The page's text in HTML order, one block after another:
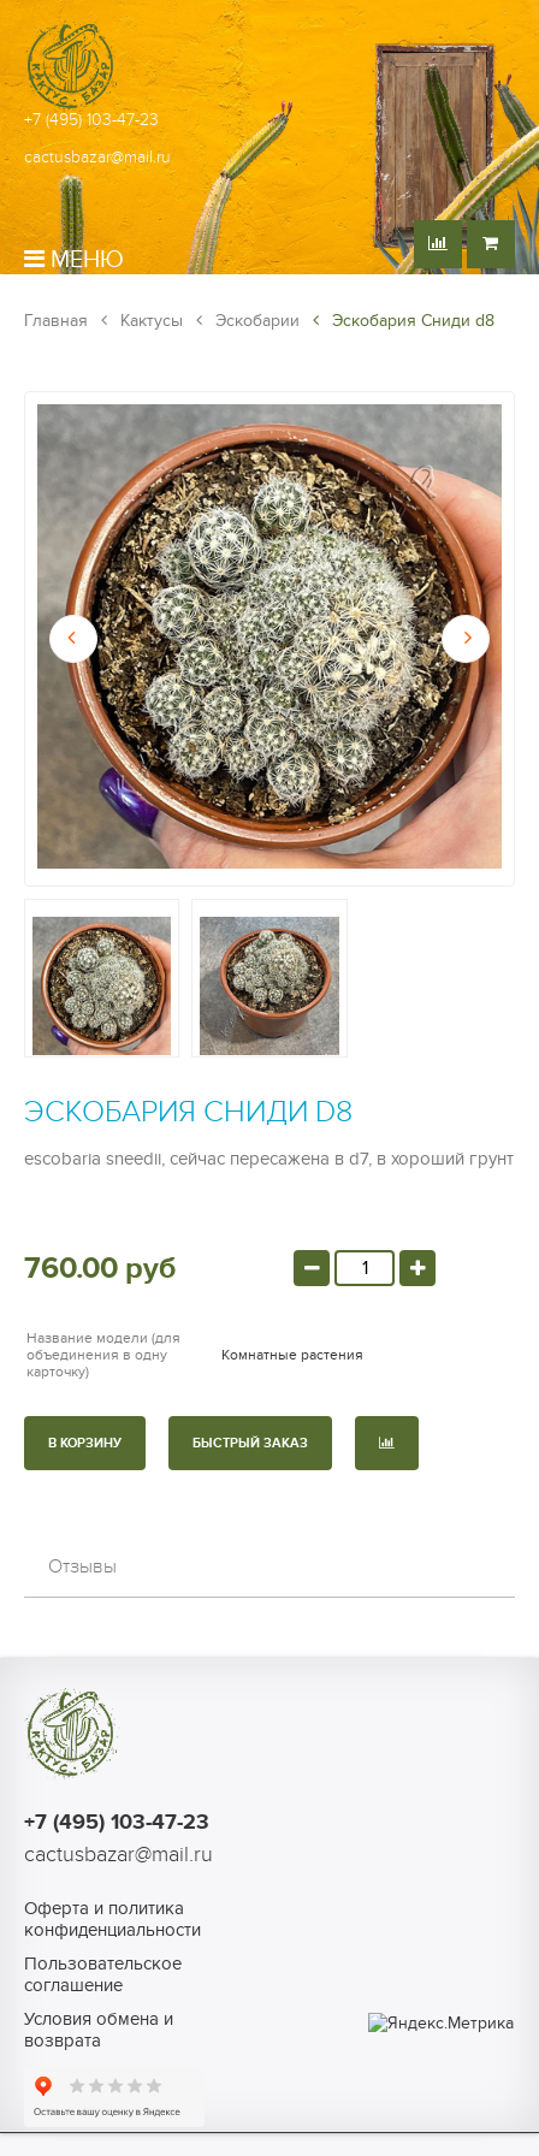
+7 (495) 103-47-23
cactusbazar@mail.ru
МЕНЮ
Главная Кактусы Эскобарии Эскобария Сниди d8
ЭСКОБАРИЯ СНИДИ D8
escobaria sneedii, сейчас пересажена в d7, в хороший грунт
760.00 руб
Название модели (для
объединения в одну
карточку)
Комнатные растения
В КОРЗИНУ БЫСТРЫЙ ЗАКАЗ
Отзывы
+7 (495) 103-47-23
cactusbazar@mail.ru
Оферта и политика
конфиденциальности
Пользовательское
соглашение
Условия обмена и
возврата